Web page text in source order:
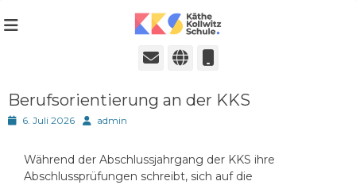
Käthe-Kollwitz-
Schule in Ratingen
Städtische Realschule seit 1980
E-
Website
Berufsorientierung an der KKS
Posted6. Juli 2026 Autoradmin
Während der Abschlussjahrgang der KKS ihre
Abschlussprüfungen schreibt, sich auf die